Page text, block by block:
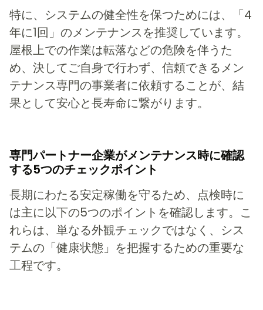
特に、システムの健全性を保つためには、「4
年に1回」のメンテナンスを推奨しています。
屋根上での作業は転落などの危険を伴うた
め、決してご自身で行わず、信頼できるメン
テナンス専門の事業者に依頼することが、結
果として安心と長寿命に繋がります。
専門パートナー企業がメンテナンス時に確認
する5つのチェックポイント
長期にわたる安定稼働を守るため、点検時に
は主に以下の5つのポイントを確認します。こ
れらは、単なる外観チェックではなく、シス
テムの「健康状態」を把握するための重要な
工程です。